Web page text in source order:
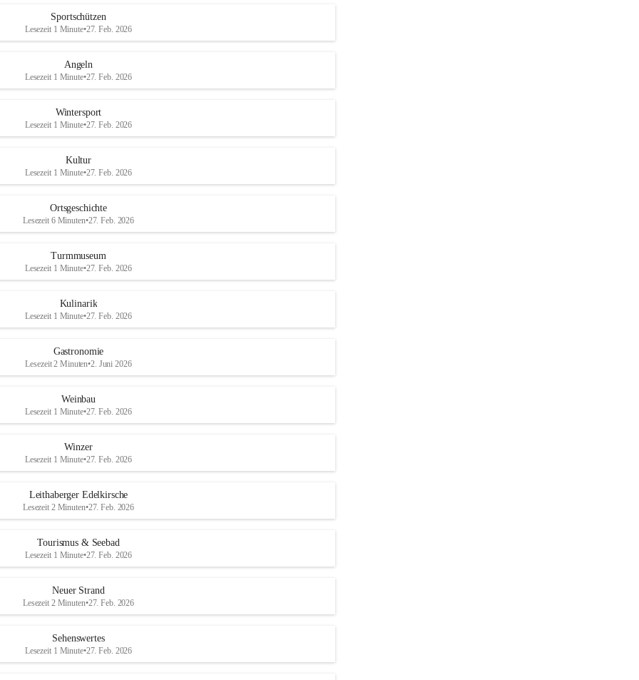
Sportschützen
Lesezeit 1 Minute•27. Feb. 2026
Angeln
Lesezeit 1 Minute•27. Feb. 2026
Wintersport
Lesezeit 1 Minute•27. Feb. 2026
Kultur
Lesezeit 1 Minute•27. Feb. 2026
Ortsgeschichte
Lesezeit 6 Minuten•27. Feb. 2026
Turmmuseum
Lesezeit 1 Minute•27. Feb. 2026
Kulinarik
Lesezeit 1 Minute•27. Feb. 2026
Gastronomie
Lesezeit 2 Minuten•2. Juni 2026
Weinbau
Lesezeit 1 Minute•27. Feb. 2026
Winzer
Lesezeit 1 Minute•27. Feb. 2026
Leithaberger Edelkirsche
Lesezeit 2 Minuten•27. Feb. 2026
Tourismus & Seebad
Lesezeit 1 Minute•27. Feb. 2026
Neuer Strand
Lesezeit 2 Minuten•27. Feb. 2026
Sehenswertes
Lesezeit 1 Minute•27. Feb. 2026